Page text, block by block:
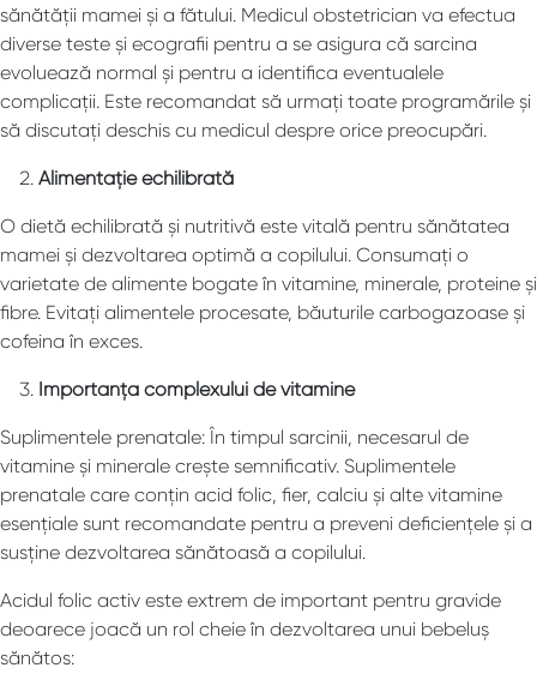
sănătății mamei și a fătului. Medicul obstetrician va efectua
diverse teste și ecografii pentru a se asigura că sarcina
evoluează normal și pentru a identifica eventualele
complicații. Este recomandat să urmați toate programările și
să discutați deschis cu medicul despre orice preocupări.
Alimentație echilibrată
O dietă echilibrată și nutritivă este vitală pentru sănătatea
mamei și dezvoltarea optimă a copilului. Consumați o
varietate de alimente bogate în vitamine, minerale, proteine și
fibre. Evitați alimentele procesate, băuturile carbogazoase și
cofeina în exces.
Importanța complexului de vitamine
Suplimentele prenatale: În timpul sarcinii, necesarul de
vitamine și minerale crește semnificativ. Suplimentele
prenatale care conțin acid folic, fier, calciu și alte vitamine
esențiale sunt recomandate pentru a preveni deficiențele și a
susține dezvoltarea sănătoasă a copilului.
Acidul folic activ este extrem de important pentru gravide
deoarece joacă un rol cheie în dezvoltarea unui bebeluș
sănătos: